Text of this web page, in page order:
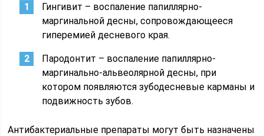
Гингивит – воспаление папиллярно-
маргинальной десны, сопровождающееся
гиперемией десневого края.
Пародонтит – воспаление папиллярно-
маргинально-альвеолярной десны, при
котором появляются зубодесневые карманы и
подвижность зубов.
Антибактериальные препараты могут быть назначены